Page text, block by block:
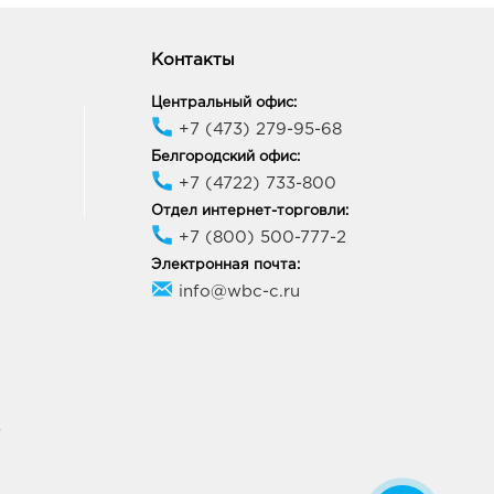
Белгородская обл, г
10:00 - 20:00
Воронежская обл, г
пр-кт Ленинский, д.
Контакты
Центральный офис:
+7 (473) 279-95-68
Белгородский офис:
+7 (4722) 733-800
Отдел интернет-торговли:
+7 (800) 500-777-2
Электронная почта:
info@wbc-c.ru